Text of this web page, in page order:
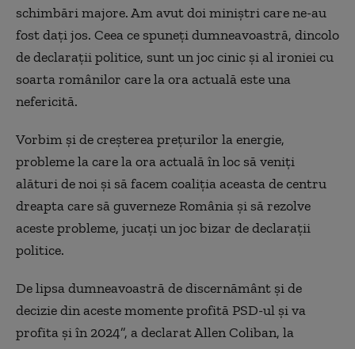
schimbări majore. Am avut doi miniștri care ne-au
fost dați jos. Ceea ce spuneți dumneavoastră, dincolo
de declarații politice, sunt un joc cinic și al ironiei cu
soarta românilor care la ora actuală este una
nefericită.
Vorbim și de creșterea prețurilor la energie,
probleme la care la ora actuală în loc să veniți
alături de noi și să facem coaliția aceasta de centru
dreapta care să guverneze România și să rezolve
aceste probleme, jucați un joc bizar de declarații
politice.
De lipsa dumneavoastră de discernământ și de
decizie din aceste momente profită PSD-ul și va
profita și în 2024”, a declarat Allen Coliban, la